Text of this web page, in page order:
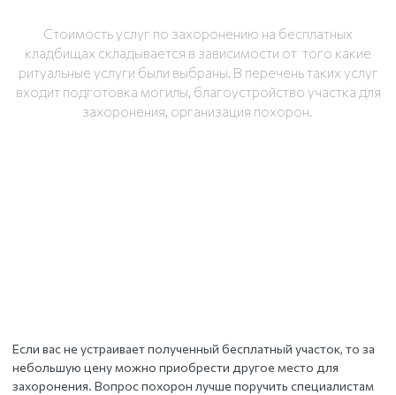
Стоимость услуг по захоронению на бесплатных
кладбищах складывается в зависимости от того какие
ритуальные услуги были выбраны. В перечень таких услуг
входит подготовка могилы, благоустройство участка для
захоронения, организация похорон.
Если вас не устраивает полученный бесплатный участок, то за
небольшую цену можно приобрести другое место для
захоронения. Вопрос похорон лучше поручить специалистам